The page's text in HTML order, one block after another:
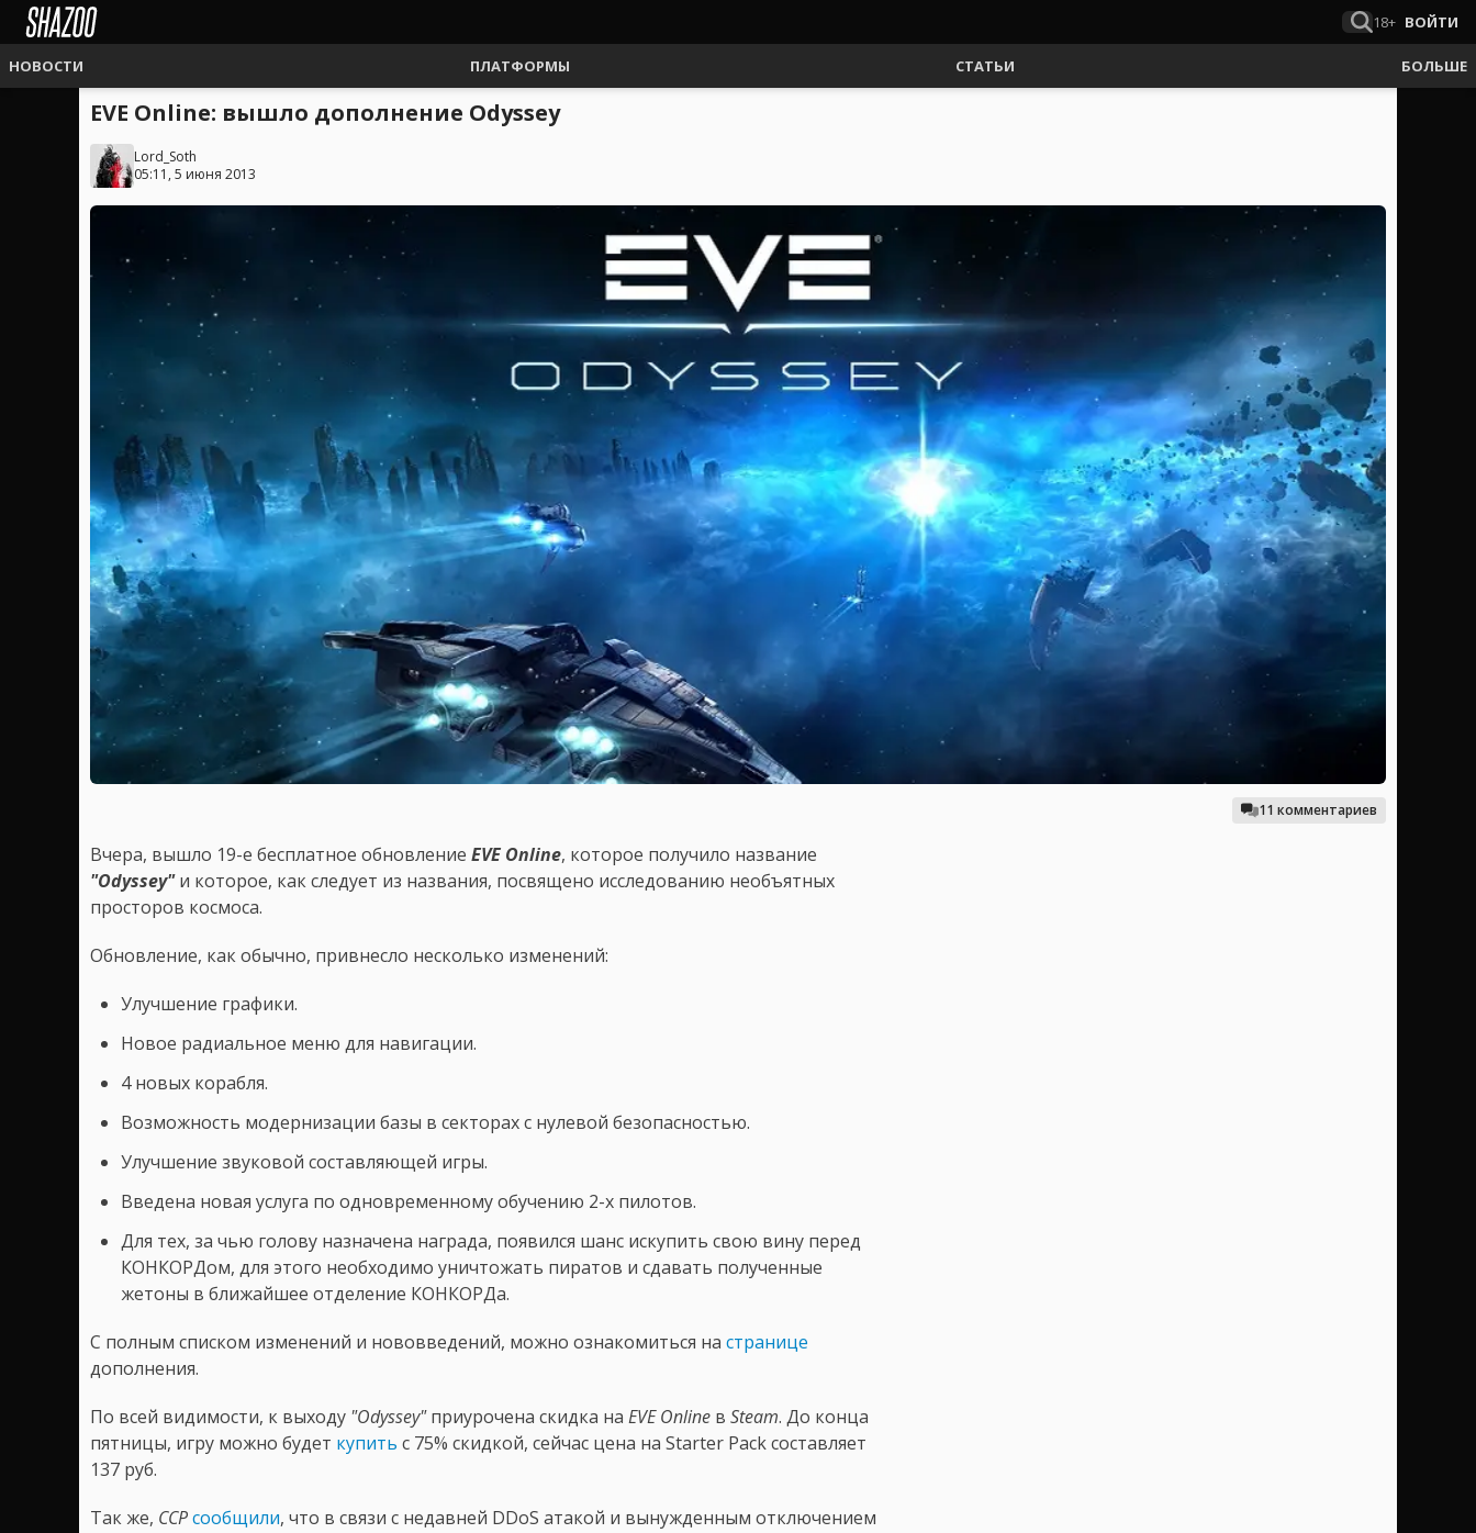
18+ ВОЙТИ
НОВОСТИ ПЛАТФОРМЫ СТАТЬИ БОЛЬШЕ
EVE Online: вышло дополнение Odyssey
Lord_Soth
05:11, 5 июня 2013
11 комментариев
Вчера, вышло 19-е бесплатное обновление EVE Online, которое получило название
"Odyssey"и которое, как следует из названия, посвящено исследованию необъятных
просторов космоса.
Обновление, как обычно, привнесло несколько изменений:
Улучшение графики.
Новое радиальное меню для навигации.
4 новых корабля.
Возможность модернизации базы в секторах с нулевой безопасностью.
Улучшение звуковой составляющей игры.
Введена новая услуга по одновременному обучению 2-х пилотов.
Для тех, за чью голову назначена награда, появился шанс искупить свою вину перед
КОНКОРДом, для этого необходимо уничтожать пиратов и сдавать полученные
жетоны в ближайшее отделение КОНКОРДа.
С полным списком изменений и нововведений, можно ознакомиться на странице
дополнения.
По всей видимости, к выходу "Odyssey"приурочена скидка на EVE Online в Steam. До конца
пятницы, игру можно будет купить с 75% скидкой, сейчас цена на Starter Pack составляет
137 руб.
Так же, CCPсообщили, что в связи с недавней DDoS атакой и вынужденным отключением